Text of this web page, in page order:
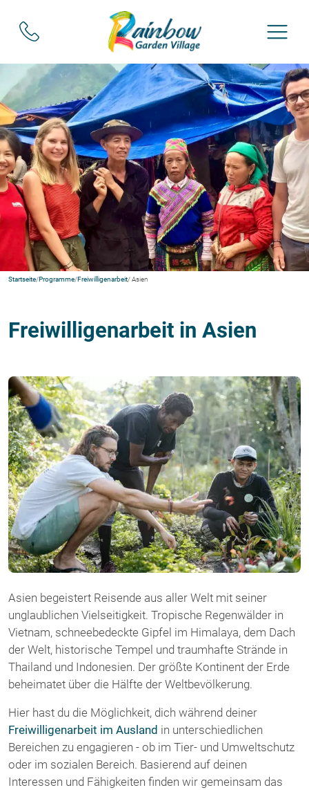
Startseite/Programme/Freiwilligenarbeit/ Asien
Freiwilligenarbeit in Asien
Asien begeistert Reisende aus aller Welt mit seiner
unglaublichen Vielseitigkeit. Tropische Regenwälder in
Vietnam, schneebedeckte Gipfel im Himalaya, dem Dach
der Welt, historische Tempel und traumhafte Strände in
Thailand und Indonesien. Der größte Kontinent der Erde
beheimatet über die Hälfte der Weltbevölkerung.
Hier hast du die Möglichkeit, dich während deiner
Freiwilligenarbeit im Ausland in unterschiedlichen
Bereichen zu engagieren - ob im Tier- und Umweltschutz
oder im sozialen Bereich. Basierend auf deinen
Interessen und Fähigkeiten finden wir gemeinsam das